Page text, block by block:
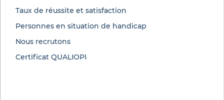
Taux de réussite et satisfaction
Personnes en situation de handicap
Nous recrutons
Certificat QUALIOPI